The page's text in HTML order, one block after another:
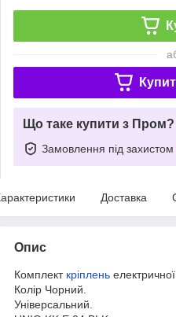
Що таке купити з Пром?
Замовлення під захистом
Доставка
Опис
Комплект кріплень
Колір Чорний.
Універсальний.